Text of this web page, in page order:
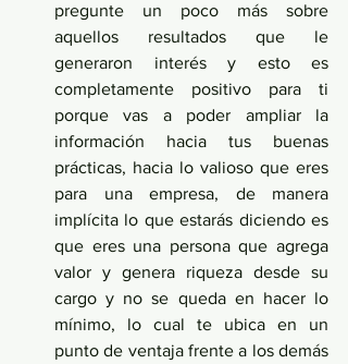
pregunte un poco más sobre
aquellos resultados que le
generaron interés y esto es
completamente positivo para ti
porque vas a poder ampliar la
información hacia tus buenas
prácticas, hacia lo valioso que eres
para una empresa, de manera
implícita lo que estarás diciendo es
que eres una persona que agrega
valor y genera riqueza desde su
cargo y no se queda en hacer lo
mínimo, lo cual te ubica en un
punto de ventaja frente a los demás